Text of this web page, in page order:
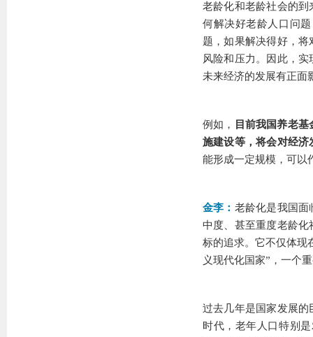
老龄化和老龄社会的
何解决好老龄人口问
题，如果解决得好，
风险和压力。因此，
未来经济的发展有正面
例如，
目前我国养老
施建设等，将会对经
能形成一定规模，可以
金李： 老龄化是我国面
中度、甚至重度老龄
标的追求。它不仅体现
义现代化国家”，一个
过去几年是国家发展
时代，老年人口特别